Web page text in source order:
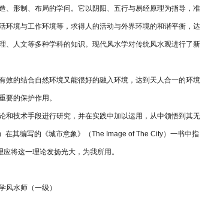
、形制、布局的学问。它以阴阳、五行与易经原理为指导，准
环境与工作环境等，求得人的活动与外界环境的和谐平衡，达
、人文等多种学科的知识。现代风水学对传统风水观进行了新
效的结合自然环境又能很好的融入环境，达到天人合一的环境
要的保护作用。
和技术手段进行研究，并在实践中加以运用，从中领悟到其无
在其编写的《城市意象》（The Image of The City）一书中指
将这一理论发扬光大，为我所用。
风水师（一级）